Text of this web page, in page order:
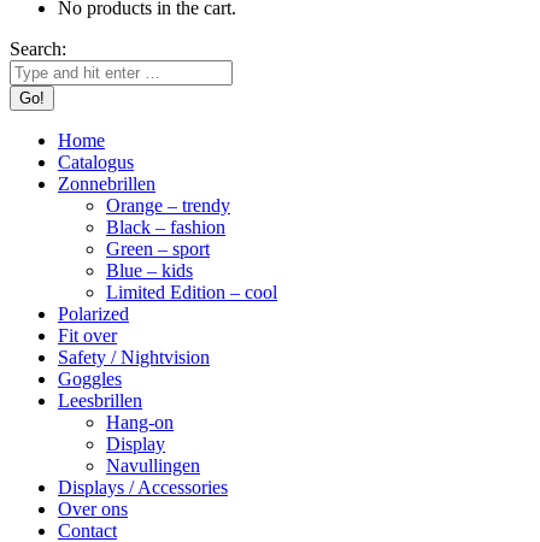
No products in the cart.
Search:
Home
Catalogus
Zonnebrillen
Orange – trendy
Black – fashion
Green – sport
Blue – kids
Limited Edition – cool
Polarized
Fit over
Safety / Nightvision
Goggles
Leesbrillen
Hang-on
Display
Navullingen
Displays / Accessories
Over ons
Contact